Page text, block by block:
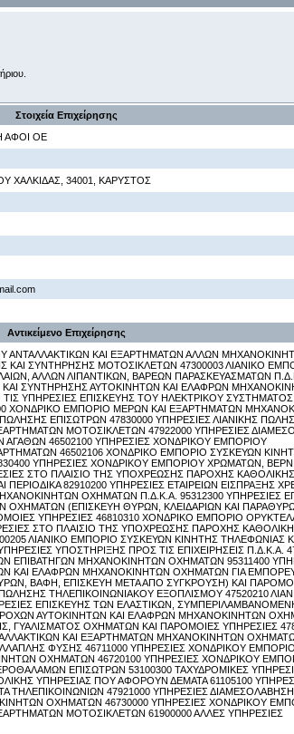
Στοιχεία Επιχείρησης
ΑΦΟΙ ΟΕ
ΧΑΛΚΙΔΑΣ, 34001, ΚΑΡΥΣΤΟΣ
Αντικείμενο Επιχείρησης
ΑΝΤΑΛΛΑΚΤΙΚΩΝ ΚΑΙ ΕΞΑΡΤΗΜΑΤΩΝ ΑΛΛΩΝ
ΚΑΙ ΣΥΝΤΗΡΗΣΗΣ ΜΟΤΟΣΙΚΛΕΤΩΝ 47300003 ΛΙΑΝΙΚΟ
ΑΛΛΩΝ ΛΙΠΑΝΤΙΚΩΝ, ΒΑΡΕΩΝ ΠΑΡΑΣΚΕΥΑΣΜΑΤΩΝ
ΚΑΙ ΣΥΝΤΗΡΗΣΗΣ ΑΥΤΟΚΙΝΗΤΩΝ ΚΑΙ ΕΛΑΦΡΩΝ
ΥΠΗΡΕΣΙΕΣ ΕΠΙΣΚΕΥΗΣ ΤΟΥ ΗΛΕΚΤΡΙΚΟΥ
ΧΟΝΔΡΙΚΟ ΕΜΠΟΡΙΟ ΜΕΡΩΝ ΚΑΙ ΕΞΑΡΤΗΜΑΤΩΝ
ΕΠΙΣΩΤΡΩΝ 47830000 ΥΠΗΡΕΣΙΕΣ ΛΙΑΝΙΚΗΣ
ΜΟΤΟΣΙΚΛΕΤΩΝ 47922000 ΥΠΗΡΕΣΙΕΣ
ΑΓΑΘΩΝ 46502100 ΥΠΗΡΕΣΙΕΣ ΧΟΝΔΡΙΚΟΥ ΕΜΠΟΡΙΟΥ
46502106 ΧΟΝΔΡΙΚΟ ΕΜΠΟΡΙΟ ΣΥΣΚΕΥΩΝ
ΥΠΗΡΕΣΙΕΣ ΧΟΝΔΡΙΚΟΥ ΕΜΠΟΡΙΟΥ ΧΡΩΜΑΤΩΝ,
ΣΤΟ ΠΛΑΙΣΙΟ ΤΗΣ ΥΠΟΧΡΕΩΣΗΣ ΠΑΡΟΧΗΣ ΚΑΘΟΛΙΚΗΣ
82910200 ΥΠΗΡΕΣΙΕΣ ΕΤΑΙΡΕΙΩΝ ΕΙΣΠΡΑΞΗΣ
ΟΧΗΜΑΤΩΝ Π.Δ.Κ.Α. 95312300 ΥΠΗΡΕΣΙΕΣ
(ΕΠΙΣΚΕΥΗ ΘΥΡΩΝ, ΚΛΕΙΔΑΡΙΩΝ ΚΑΙ
ΥΠΗΡΕΣΙΕΣ 46810310 ΧΟΝΔΡΙΚΟ ΕΜΠΟΡΙΟ
ΣΤΟ ΠΛΑΙΣΙΟ ΤΗΣ ΥΠΟΧΡΕΩΣΗΣ ΠΑΡΟΧΗΣ
ΛΙΑΝΙΚΟ ΕΜΠΟΡΙΟ ΣΥΣΚΕΥΩΝ ΚΙΝΗΤΗΣ ΤΗΛΕΦΩΝΙΑΣ
ΥΠΟΣΤΗΡΙΞΗΣ ΠΡΟΣ ΤΙΣ ΕΠΙΧΕΙΡΗΣΕΙΣ Π.Δ.Κ.Α.
ΕΠΙΒΑΤΗΓΩΝ ΜΗΧΑΝΟΚΙΝΗΤΩΝ ΟΧΗΜΑΤΩΝ 95311400
ΚΑΙ ΕΛΑΦΡΩΝ ΜΗΧΑΝΟΚΙΝΗΤΩΝ ΟΧΗΜΑΤΩΝ ΓΙΑ
ΒΑΦΗ, ΕΠΙΣΚΕΥΗ ΜΕΤΑ ΑΠΟ ΣΥΓΚΡΟΥΣΗ) ΚΑΙ
ΤΗΛΕΠΙΚΟΙΝΩΝΙΑΚΟΥ ΕΞΟΠΛΙΣΜΟΥ 47520210
ΕΠΙΣΚΕΥΗΣ ΤΩΝ ΕΛΑΣΤΙΚΩΝ,
ΑΥΤΟΚΙΝΗΤΩΝ ΚΑΙ ΕΛΑΦΡΩΝ ΜΗΧΑΝΟΚΙΝΗΤΩΝ
ΓΥΑΛΙΣΜΑΤΟΣ ΟΧΗΜΑΤΩΝ ΚΑΙ ΠΑΡΟΜΟΙΕΣ ΥΠΗΡΕΣΙΕΣ
ΚΑΙ ΕΞΑΡΤΗΜΑΤΩΝ ΜΗΧΑΝΟΚΙΝΗΤΩΝ
ΦΥΣΗΣ 46711000 ΥΠΗΡΕΣΙΕΣ ΧΟΝΔΡΙΚΟΥ
ΟΧΗΜΑΤΩΝ 46720100 ΥΠΗΡΕΣΙΕΣ ΧΟΝΔΡΙΚΟΥ
ΕΠΙΣΩΤΡΩΝ 53100300 ΤΑΧΥΔΡΟΜΙΚΕΣ
ΥΠΗΡΕΣΙΑΣ ΠΟΥ ΑΦΟΡΟΥΝ ΔΕΜΑΤΑ 61105100
ΤΗΛΕΠΙΚΟΙΝΩΝΙΩΝ 47921000 ΥΠΗΡΕΣΙΕΣ
ΟΧΗΜΑΤΩΝ 46730000 ΥΠΗΡΕΣΙΕΣ ΧΟΝΔΡΙΚΟΥ
ΜΟΤΟΣΙΚΛΕΤΩΝ 61900000 ΑΛΛΕΣ ΥΠΗΡΕΣΙΕΣ